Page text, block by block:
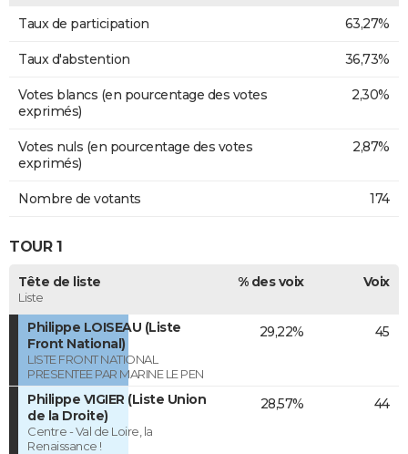
Taux de participation 63,27%
Taux d'abstention 36,73%
Votes blancs (en pourcentage des votes
exprimés)
2,30%
Votes nuls (en pourcentage des votes
exprimés)
2,87%
Nombre de votants 174
TOUR 1
Tête de liste
Liste
% des voix Voix
Philippe LOISEAU (Liste
Front National)
LISTE FRONT NATIONAL
PRESENTEE PAR MARINE LE PEN
29,22% 45
Philippe VIGIER (Liste Union
de la Droite)
Centre - Val de Loire, la
Renaissance !
28,57% 44